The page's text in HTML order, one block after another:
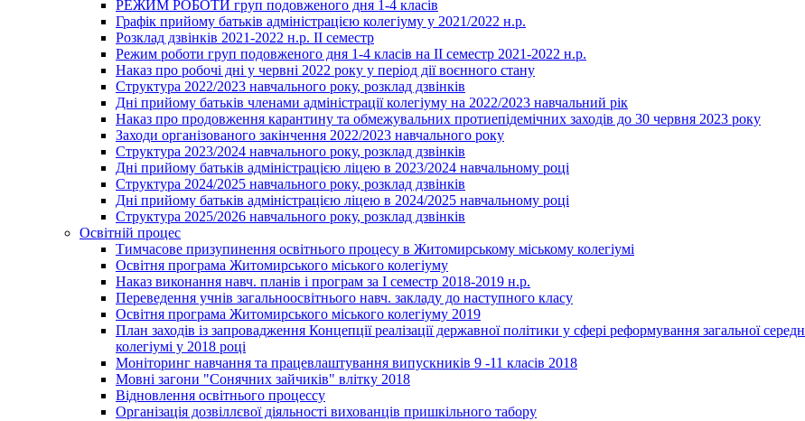
РЕЖИМ РОБОТИ груп подовженого дня 1-4 класів
Графік прийому батьків адміністрацією колегіуму у 2021/2022 н.р.
Розклад дзвінків 2021-2022 н.р. ІІ семестр
Режим роботи груп подовженого дня 1-4 класів на ІІ семестр 2021-2022 н.р.
Наказ про робочі дні у червні 2022 року у період дії воєнного стану
Структура 2022/2023 навчального року, розклад дзвінків
Дні прийому батьків членами адміністрації колегіуму на 2022/2023 навчальний рік
Наказ про продовження карантину та обмежувальних протиепідемічних заходів до 30 червня 2023 року
Заходи організованого закінчення 2022/2023 навчального року
Структура 2023/2024 навчального року, розклад дзвінків
Дні прийому батьків адміністрацією ліцею в 2023/2024 навчальному році
Структура 2024/2025 навчального року, розклад дзвінків
Дні прийому батьків адміністрацією ліцею в 2024/2025 навчальному році
Структура 2025/2026 навчального року, розклад дзвінків
Освітній процес
Тимчасове призупинення освітнього процесу в Житомирському міському колегіумі
Освітня програма Житомирського міського колегіуму
Наказ виконання навч. планів і програм за І семестр 2018-2019 н.р.
Переведення учнів загальноосвітнього навч. закладу до наступного класу
Освітня програма Житомирського міського колегіуму 2019
План заходів із запровадження Концепції реалізації державної політики у сфері реформування загальної
колегіумі у 2018 році
Моніторинг навчання та працевлаштування випускників 9 -11 класів 2018
Мовні загони "Сонячних зайчиків" влітку 2018
Відновлення освітнього процессу
Організація дозвіллєвої діяльності вихованців пришкільного табору